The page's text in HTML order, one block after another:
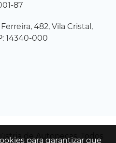
87
482, Vila Cristal,
14340-000
de Autopeças. Todos
para garantizar que